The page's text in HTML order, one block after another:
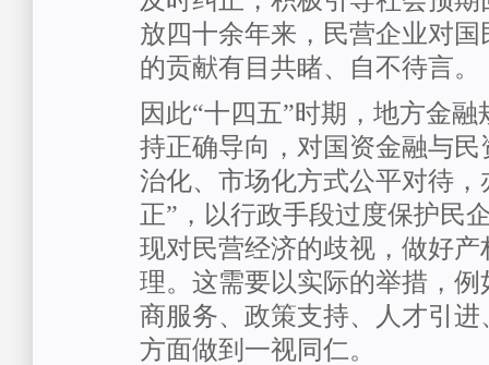
放四十余年来，民营企业对
的贡献有目共睹、自不待言。
因此“十四五”时期，地方金
持正确导向，对国资金融与
治化、市场化方式公平对待，
正”，以行政手段过度保护民
现对民营经济的歧视，做好
理。这需要以实际的举措，
商服务、政策支持、人才引
方面做到一视同仁。